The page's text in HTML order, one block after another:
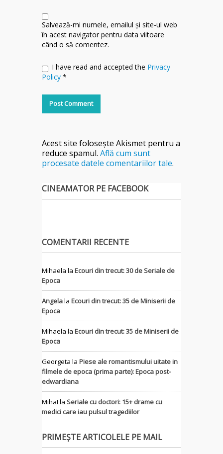
Salvează-mi numele, emailul și site-ul web
în acest navigator pentru data viitoare
când o să comentez.
I have read and accepted the Privacy
Policy *
Acest site folosește Akismet pentru a
reduce spamul. Află cum sunt
procesate datele comentariilor tale.
CINEAMATOR PE FACEBOOK
COMENTARII RECENTE
Mihaela la Ecouri din trecut: 30 de Seriale de
Epoca
Angelala Ecouri din trecut: 35 de Miniserii de
Epoca
Mihaela la Ecouri din trecut: 35 de Miniserii de
Epoca
Georgeta la Piese ale romantismului uitate in
filmele de epoca (prima parte): Epoca post-
edwardiana
MihaI la Seriale cu doctori: 15+ drame cu
medici care iau pulsul tragediilor
PRIMEȘTE ARTICOLELE PE MAIL